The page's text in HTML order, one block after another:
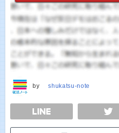
by shukatsu-note
TWEET